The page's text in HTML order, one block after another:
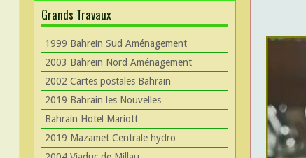
Grands Travaux
1999 Bahrein Sud Aménagement
2003 Bahrein Nord Aménagement
2002 Cartes postales Bahrain
2019 Bahrain les Nouvelles
Bahrain Hotel Mariott
2019 Mazamet Centrale hydro